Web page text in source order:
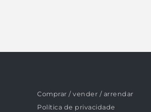
Comprar / vender / arrendar
Política de privacidade